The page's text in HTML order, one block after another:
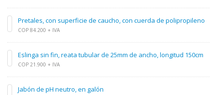
Pretales, con superficie de caucho, con cuerda de polipropileno
COP 84.200 + IVA
Eslinga sin fin, reata tubular de 25mm de ancho, longitud 150cm
COP 21.900 + IVA
Jabón de pH neutro, en galón